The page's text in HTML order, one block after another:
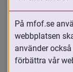
Oavsett om
På mfof.se
webbplatsen
använder
förbättra vår